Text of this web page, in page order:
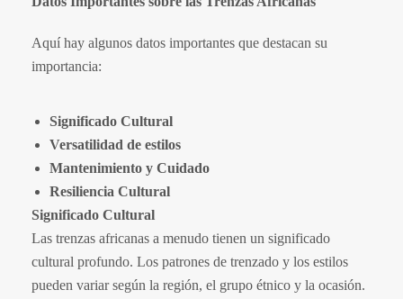
Aquí hay algunos datos importantes que destacan su
importancia:
Significado Cultural
Versatilidad de estilos
Mantenimiento y Cuidado
Resiliencia Cultural
Significado Cultural
Las trenzas africanas a menudo tienen un significado
cultural profundo. Los patrones de trenzado y los estilos
pueden variar según la región, el grupo étnico y la ocasión.